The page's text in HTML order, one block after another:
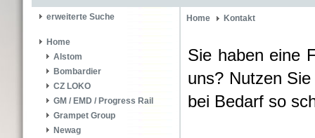
erweiterte Suche
Home
Alstom
Bombardier
CZ LOKO
GM / EMD / Progress Rail
Grampet Group
Newag
Home Kontakt
Sie haben eine
uns? Nutzen
bei Bedarf so